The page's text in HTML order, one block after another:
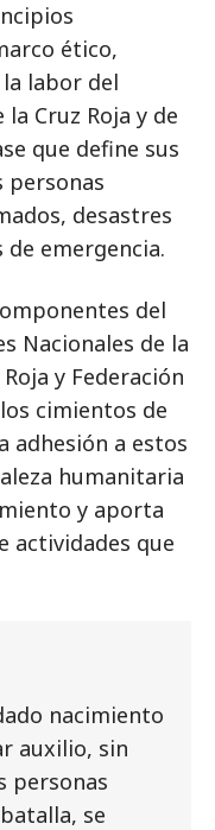
ético,
labor del
Cruz Roja y de
que define sus
personas
desastres
emergencia.
del
Nacionales de la
y Federación
cimientos de
adhesión a estos
humanitaria
y aporta
actividades que
nacimiento
auxilio, sin
personas
se